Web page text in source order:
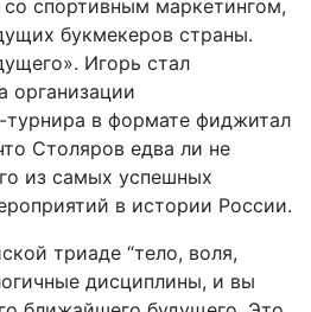
спортивным маркетингом,
букмекеров страны.
Игорь стал
организации
в формате фиджитал
Столяров едва ли не
из самых успешных
в истории России.
триаде “тело, воля,
дисциплины, и вы